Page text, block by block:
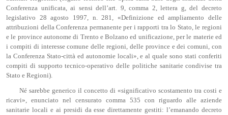
Conferenza unificata, ai sensi dell’art. 9, comma 2, lettera g, del decreto
legislativo 28 agosto 1997, n. 281, «Definizione ed ampliamento delle
attribuzioni della Conferenza permanente per i rapporti tra lo Stato, le regioni
e le province autonome di Trento e Bolzano ed unificazione, per le materie ed
i compiti di interesse comune delle regioni, delle province e dei comuni, con
la Conferenza Stato-città ed autonomie locali», e al quale sono stati conferiti
compiti di supporto tecnico-operativo delle politiche sanitarie condivise tra
Stato e Regioni).
Né sarebbe generico il concetto di «significativo scostamento tra costi e
ricavi», enunciato nel censurato comma 535 con riguardo alle aziende
sanitarie locali e ai presidi da esse direttamente gestiti: l’emanando decreto